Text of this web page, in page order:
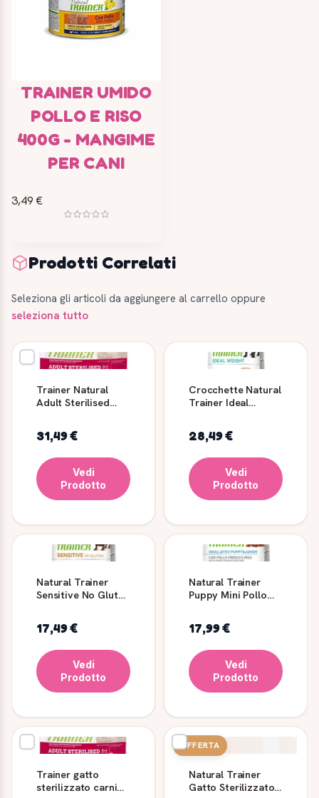
TRAINER UMIDO
POLLO E RISO
400G - MANGIME
PER CANI
3,49 €
Prodotti Correlati
Seleziona gli articoli da aggiungere al carrello oppure
seleziona tutto
Trainer Natural
Adult Sterilised
31,49 €
Vedi
Prodotto
Crocchette Natural
Trainer Ideal
Carni Bianche 2 kg
28,49 €
Vedi
Prodotto
Natural Trainer
Sensitive No Gluten
17,49 €
Vedi
Prodotto
Natural Trainer
Puppy Mini Pollo
Cuccioli
17,99 €
Vedi
Prodotto
Trainer gatto
sterilizzato carni
OFFERTA
Natural Trainer
Gatto Sterilizzato